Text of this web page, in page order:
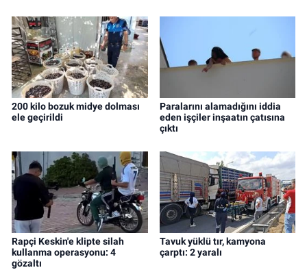
200 kilo bozuk midye dolması
ele geçirildi
Paralarını alamadığını iddia
eden işçiler inşaatın çatısına
çıktı
Rapçi Keskin'e klipte silah
kullanma operasyonu: 4
gözaltı
Tavuk yüklü tır, kamyona
çarptı: 2 yaralı